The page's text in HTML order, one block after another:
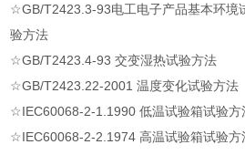
☆GB/T2423.3-93电工电子产品基本环境
验方法
☆GB/T2423.4-93 交变湿热试验方法
☆GB/T2423.22-2001 温度变化试验方法
☆IEC60068-2-1.1990 低温试验箱试验方
☆IEC60068-2-2.1974 高温试验箱试验方